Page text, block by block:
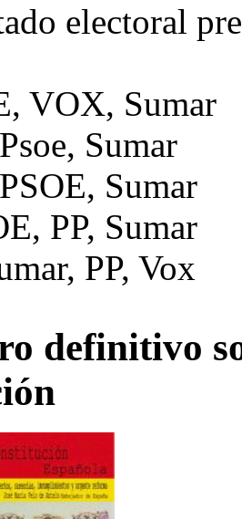
electoral
VOX, Sumar
Sumar
Sumar
PP, Sumar
PP, Vox
definitivo